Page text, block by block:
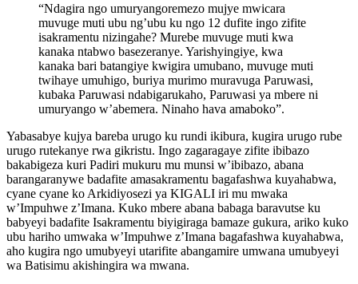
“Ndagira ngo umuryangoremezo mujye mwicara
muvuge muti ubu ng’ubu ku ngo 12 dufite ingo zifite
isakramentu nizingahe? Murebe muvuge muti kwa
kanaka ntabwo basezeranye. Yarishyingiye, kwa
kanaka bari batangiye kwigira umubano, muvuge muti
twihaye umuhigo, buriya murimo muravuga Paruwasi,
kubaka Paruwasi ndabigarukaho, Paruwasi ya mbere ni
umuryango w’abemera. Ninaho hava amaboko”.
Yabasabye kujya bareba urugo ku rundi ikibura, kugira urugo rube
urugo rutekanye rwa gikristu. Ingo zagaragaye zifite ibibazo
bakabigeza kuri Padiri mukuru mu munsi w’ibibazo, abana
barangaranywe badafite amasakramentu bagafashwa kuyahabwa,
cyane cyane ko Arkidiyosezi ya KIGALI iri mu mwaka
w’Impuhwe z’Imana. Kuko mbere abana babaga baravutse ku
babyeyi badafite Isakramentu biyigiraga bamaze gukura, ariko kuko
ubu hariho umwaka w’Impuhwe z’Imana bagafashwa kuyahabwa,
aho kugira ngo umubyeyi utarifite abangamire umwana umubyeyi
wa Batisimu akishingira wa mwana.